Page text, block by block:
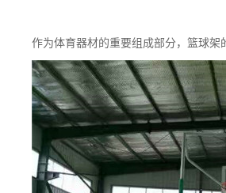
作为体育器材的重要组成部分，篮球架